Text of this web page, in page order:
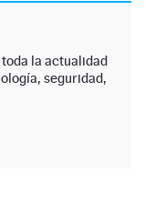
toda la actualidad
seguridad,